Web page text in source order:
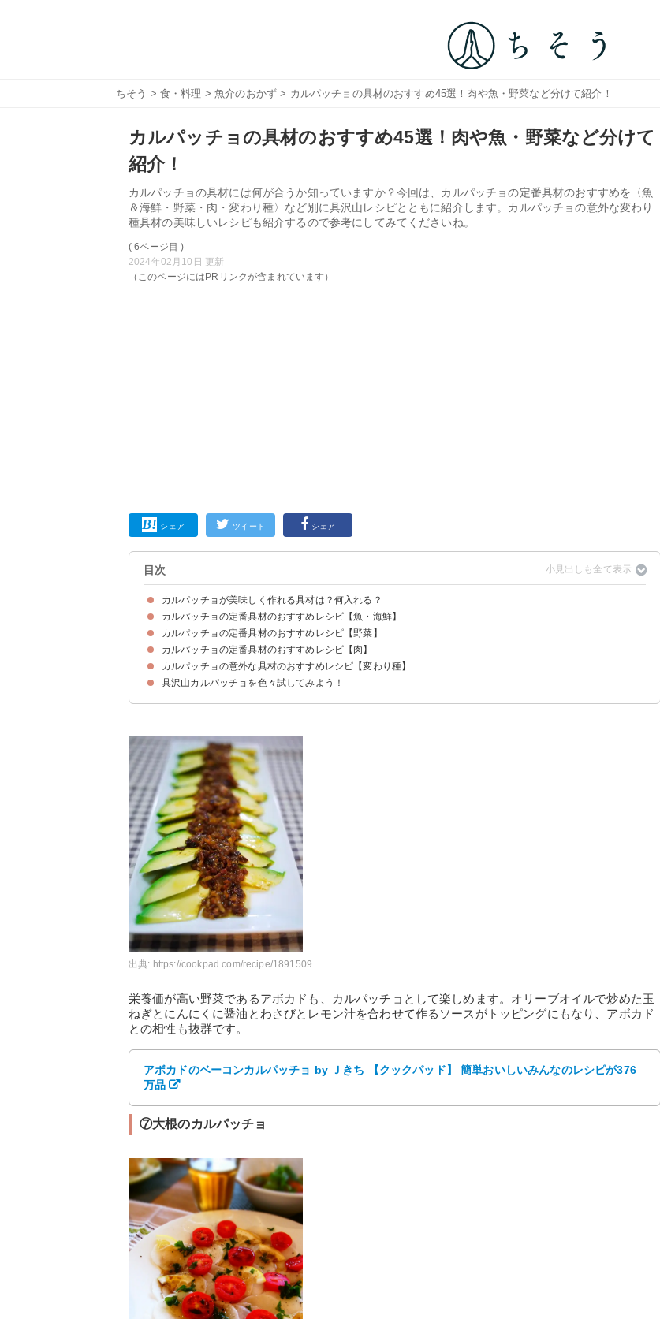
ちそう > 食・料理 >魚介のおかず > カルパッチョの具材のおすすめ45選！肉や魚・野菜など分けて紹介！
カルパッチョの具材のおすすめ45選！肉や魚・野菜など分けて
紹介！
カルパッチョの具材には何が合うか知っていますか？今回は、カルパッチョの定番具材のおすすめを〈魚
＆海鮮・野菜・肉・変わり種〉など別に具沢山レシピとともに紹介します。カルパッチョの意外な変わり
種具材の美味しいレシピも紹介するので参考にしてみてくださいね。
( 6ページ目 )
2024年02月10日 更新
（このページにはPRリンクが含まれています）
シェア ツイート シェア
目次
カルパッチョが美味しく作れる具材は？何入れる？
カルパッチョの定番具材のおすすめレシピ【魚・海鮮】
①サーモンのカルパッチョ
②カツオのたたきのカルパッチョ
③タイのカルパッチョ
④炙りホタテのカルパッチョ
⑤ハマチのカルパッチョ
⑥カンパチのカルパッチョ
⑦ブリのカルパッチョ
⑧タコのカルパッチョ
⑨イサキとアジのカルパッチョ
⑩白身魚のカルパッチョ
⑪ハマチのカルパッチョ中華風
⑫ツバスのカルパッチョ
⑬エビのカルパッチョ
⑭イカのカルパッチョ
⑮ヒラメのカルパッチョ
⑯刺身と野菜のサラダカルパッチョ
⑰サーモンのチーズたっぷりカルパッチョ
⑱サンマのマリネのカルパッチョ風
カルパッチョの定番具材のおすすめレシピ【野菜】
①かぶのカルパッチョ
②なすのカルパッチョ
③トマトのカルパッチョ
④コールラビのカルパッチョ
⑤玉ねぎとトマトのカルパッチョ
⑥アボカドのカルパッチョ
⑦大根のカルパッチョ
⑧ズッキーニのカルパッチョ
⑨数種類の野菜のカルパッチョ
⑩水菜と大根のカルパッチョ
カルパッチョの定番具材のおすすめレシピ【肉】
①生ハムのカルパッチョ
②牛肉のカルパッチョ
③馬肉のカルパッチョ
④蒸し鶏のカルパッチョ
⑤鶏むね肉のカルパッチョ梅ソース
⑥鶏むね肉のマリネ風カルパッチョ
⑦豚しゃぶ肉のカルパッチョ
⑧ローストビーフのカルパッチョ
⑨豚バラ肉のカルパッチョ
⑩豚ハツ塩焼きのカルパッチョ韓国風
カルパッチョの意外な具材のおすすめレシピ【変わり種】
①刺身とマッシュポテトのカルパッチョ
②こんにゃくのカルパッチョ
③水菜とフルーツグラノーラのカルパッチョ
④ワンタンの入ったカルパッチョ中華風
⑤豆腐のカルパッチョ風
⑥カマンベールチーズと生ハムのカルパッチョ
⑦豆のマリネとホタテのカルパッチョ
具沢山カルパッチョを色々試してみよう！
出典: https://cookpad.com/recipe/1891509
栄養価が高い野菜であるアボカドも、カルパッチョとして楽しめます。オリーブオイルで炒めた玉
ねぎとにんにくに醤油とわさびとレモン汁を合わせて作るソースがトッピングにもなり、アボカド
との相性も抜群です。
アボカドのベーコンカルパッチョ by Ｊきち 【クックパッド】 簡単おいしいみんなのレシピが376
万品
⑦大根のカルパッチョ